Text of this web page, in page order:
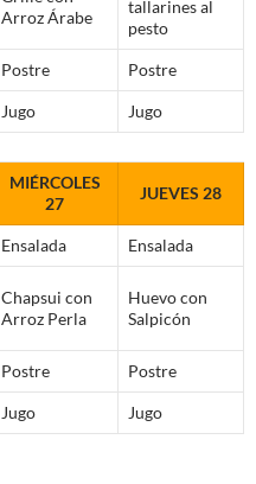
Arroz Árabe
tallarines al
pesto
Postre Postre
Jugo Jugo
MIÉRCOLES
27
JUEVES 28
Ensalada Ensalada
Chapsui con
Arroz Perla
Huevo con
Salpicón
Postre Postre
Jugo Jugo